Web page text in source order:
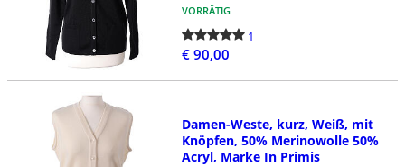
VORRÄTIG
1
€ 90,00
Damen-Weste, kurz, Weiß, mit
Knöpfen, 50% Merinowolle 50%
Acryl, Marke In Primis